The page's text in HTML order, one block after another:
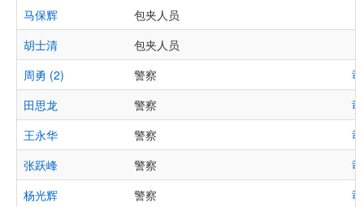
马保辉
包夹人员
胡士清
包夹人员
周勇 (2)
警察
田思龙
警察
王永华
警察
张跃峰
警察
杨光辉
警察